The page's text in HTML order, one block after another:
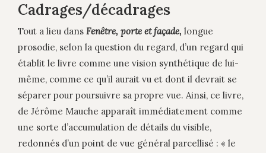
Cadrages/décadrages
Tout a lieu dans Fenêtre, porte et façade, longue
prosodie, selon la question du regard, d’un regard qui
établit le livre comme une vision synthétique de lui-
même, comme ce qu’il aurait vu et dont il devrait se
séparer pour poursuivre sa propre vue. Ainsi, ce livre,
de Jérôme Mauche apparaît immédiatement comme
une sorte d’accumulation de détails du visible,
redonnés d’un point de vue général parcellisé : « le